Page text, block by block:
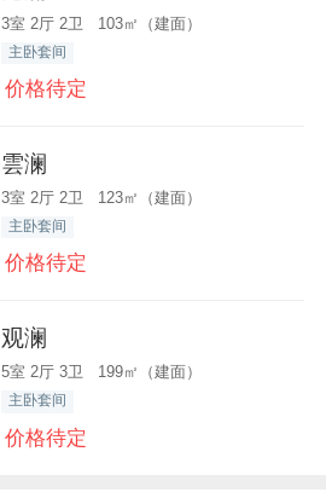
3室 2厅 2卫 103㎡（建面）
主卧套间
价格待定
雲澜
3室 2厅 2卫 123㎡（建面）
主卧套间
价格待定
观澜
5室 2厅 3卫 199㎡（建面）
主卧套间
价格待定